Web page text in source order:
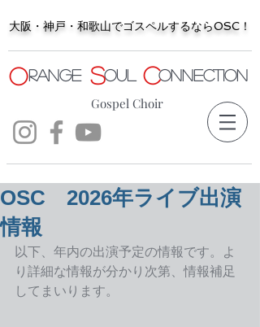
大阪・神戸・和歌山でゴスペルするならOSC！
rangeoulonnection
O S C
Gospel Choir
OSC 2026年ライブ出演
情報
以下、年内の出演予定の情報です。よ
り詳細な情報が分かり次第、情報補足
してまいります。